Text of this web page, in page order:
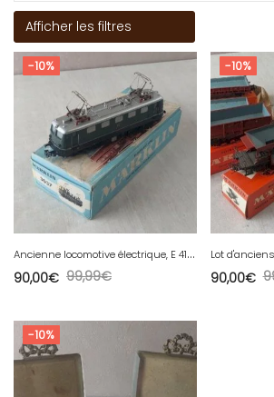
Afficher les filtres
-10%
A
ncienne locomotive électrique, E 41024 DB / 3037, Märklin, en HO
99,99€
90,00€
-10%
90,00€
-10%